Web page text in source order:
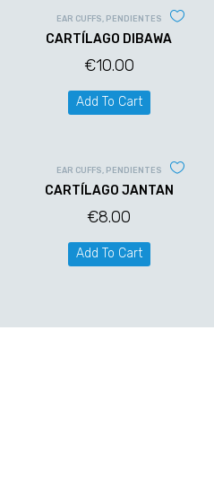
EAR CUFFS, PENDIENTES
CARTÍLAGO DIBAWA
€10.00
Add To Cart
EAR CUFFS, PENDIENTES
CARTÍLAGO JANTAN
€8.00
Add To Cart